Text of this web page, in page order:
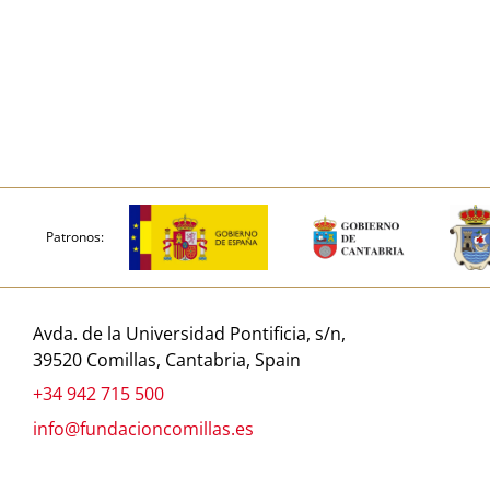
Patronos:
Avda. de la Universidad Pontificia, s/n,
39520 Comillas, Cantabria, Spain
+34 942 715 500
info@fundacioncomillas.es